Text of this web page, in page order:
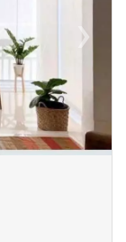
›
Next